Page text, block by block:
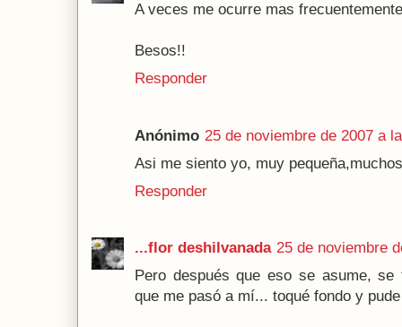
A veces me ocurre mas
Besos!!
Responder
Anónimo 25 de noviembre de 2007 a
Asi me siento yo, muy
Responder
...flor deshilvanada 25 de noviembre
Pero después que eso se asume,
que me pasó a mí... toqué fondo y